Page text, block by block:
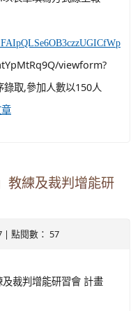
viewform?
取,參加人數以150人
教練及裁判增能研
| 點閱數： 57
裁判增能研習會 計畫